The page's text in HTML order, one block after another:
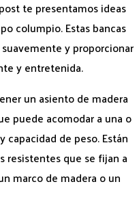
te presentamos ideas
columpio. Estas bancas
y proporcionar
y entretenida.
un asiento de madera
puede acomodar a una o
capacidad de peso. Están
resistentes que se fijan a
marco de madera o un